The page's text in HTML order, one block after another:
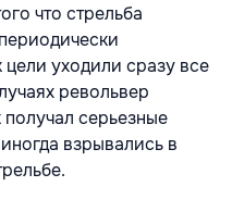
что стрельба
уходили сразу все
револьвер
серьезные
взрывались в